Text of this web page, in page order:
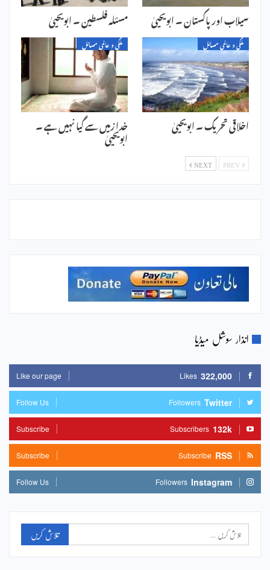
سیلاب اور پاکستان ۔ ابویحییٰ مسئلہ فلسطین ۔ ابویحییٰ
ملکی و عالمی مسائل
اخلاقی تحریک ۔ ابویحییٰ
ملکی و عالمی مسائل
خدا زمیں سے گیا نہیں ہے ۔
ابویحییٰ
NEXT
انذار سوشل میڈیا
322,000
Likes
Like our page
Twitter
Followers
Follow Us
132k
Subscribers
Subscribe
RSS
Subscribe
Subscribe
Instagram
Followers
Follow Us